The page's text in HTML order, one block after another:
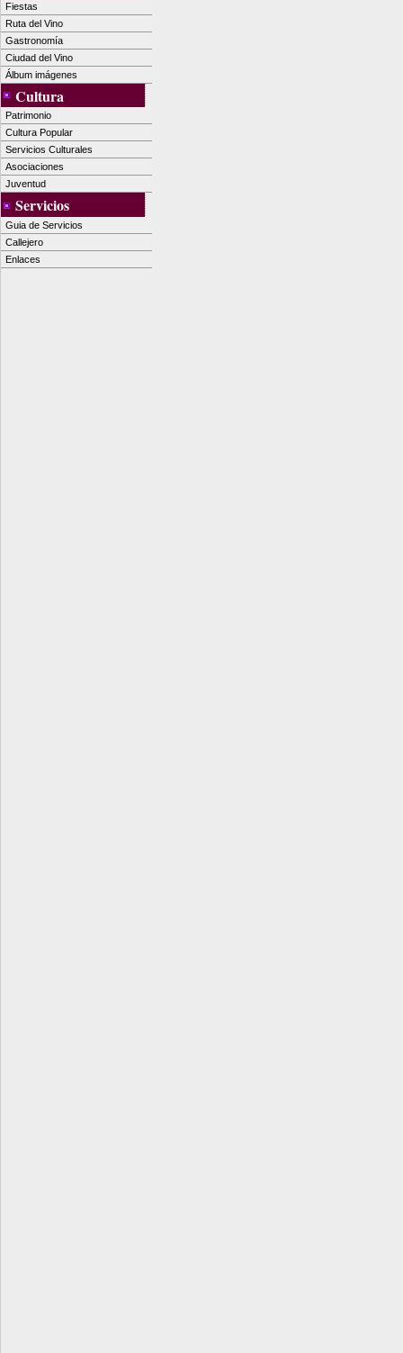
Fiestas
Ruta del Vino
Gastronomía
Ciudad del Vino
Álbum imágenes
Cultura
Patrimonio
Cultura Popular
Servicios Culturales
Asociaciones
Juventud
Servicios
Guia de Servicios
Callejero
Enlaces